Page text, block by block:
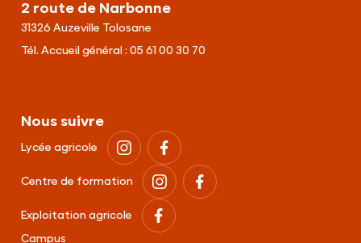
2 route de Narbonne
31326 Auzeville Tolosane
Tél. Accueil général : 05 61 00 30 70
Nous suivre
Lycée agricole
Centre de formation
Exploitation agricole
Campus